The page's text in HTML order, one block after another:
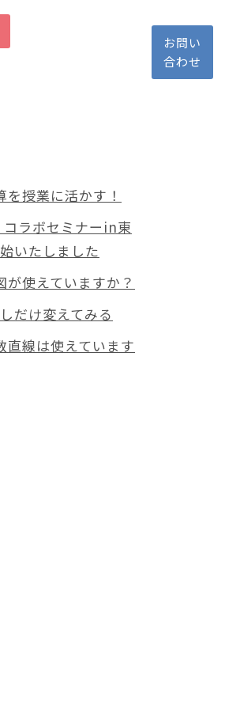
お問い
合わせ
授業に活かす！
コラボセミナーin東
いたしました
が使えていますか？
だけ変えてみる
直線は使えています